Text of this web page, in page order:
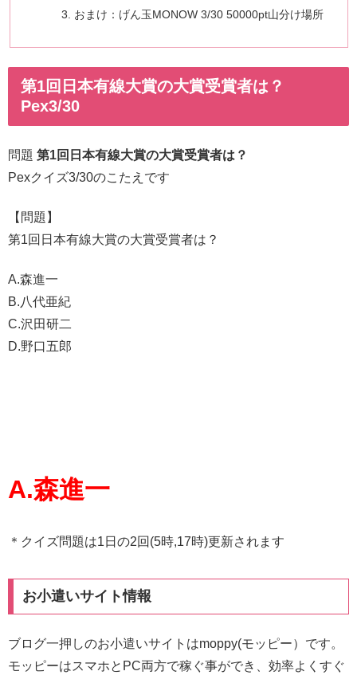
おまけ：げん玉MONOW 3/30 50000pt山分け場所
第1回日本有線大賞の大賞受賞者は？
Pex3/30
問題 第1回日本有線大賞の大賞受賞者は？
Pexクイズ3/30のこたえです
【問題】
第1回日本有線大賞の大賞受賞者は？
A.森進一
B.八代亜紀
C.沢田研二
D.野口五郎
A.森進一
＊クイズ問題は1日の2回(5時,17時)更新されます
お小遣いサイト情報
ブログ一押しのお小遣いサイトはmoppy(モッピー）です。
モッピーはスマホとPC両方で稼ぐ事ができ、効率よくすぐ